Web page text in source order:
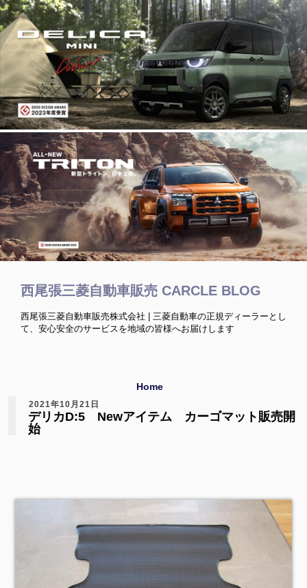
西尾張三菱自動車販売 CARCLE BLOG
西尾張三菱自動車販売株式会社 | 三菱自動車の正規ディーラーとし
て、安心安全のサービスを地域の皆様へお届けします
Home
2021年10月21日
デリカD:5 Newアイテム カーゴマット販売開
始